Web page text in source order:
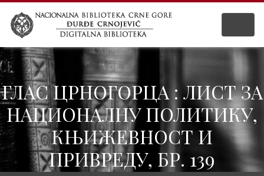
ГЛАС ЦРНОГОРЦА : ЛИСТ ЗА
НАЦИОНАЛНУ ПОЛИТИКУ,
КЊИЖЕВНОСТ И
ПРИВРЕДУ, БР. 139